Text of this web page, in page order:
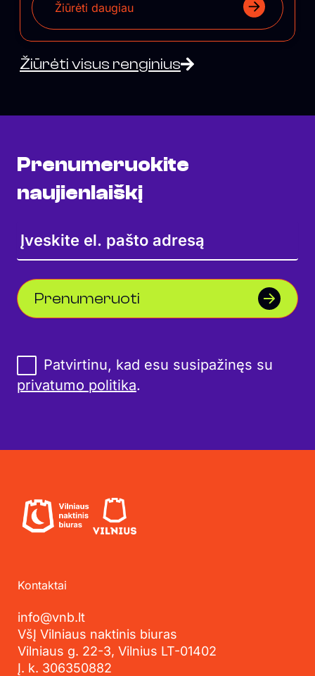
Žiūrėti daugiau
Žiūrėti visus renginius
Prenumeruokite
naujienlaiškį
Prenumeruoti
Patvirtinu, kad esu susipažinęs su
privatumo politika.
Kontaktai
info@vnb.lt
VšĮ Vilniaus naktinis biuras
Vilniaus g. 22-3, Vilnius LT-01402
Į. k. 306350882